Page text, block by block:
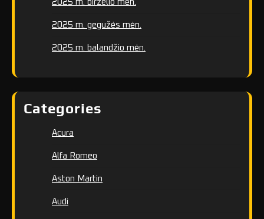
2025 m. birželio mėn.
2025 m. gegužės mėn.
2025 m. balandžio mėn.
Categories
Acura
Alfa Romeo
Aston Martin
Audi